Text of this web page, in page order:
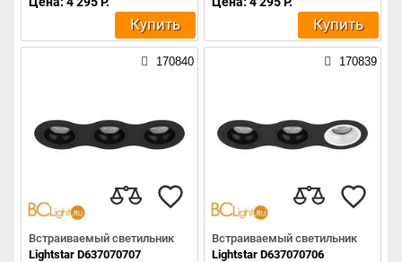
Купить Купить
170840
Встраиваемый светильник
Lightstar D637070707
170839
Встраиваемый светильник
Lightstar D637070706